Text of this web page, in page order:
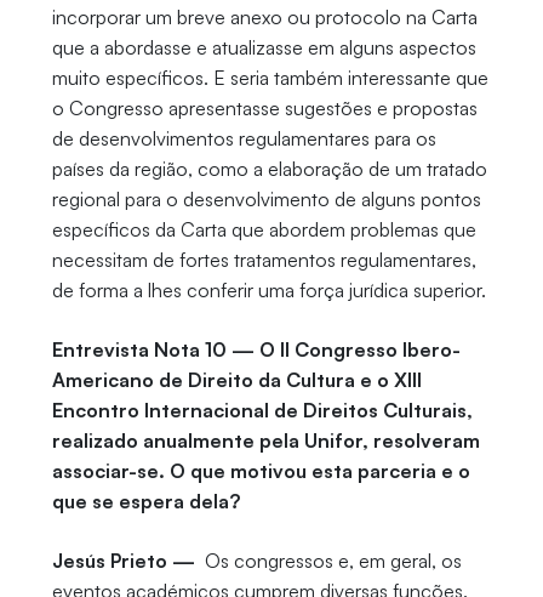
incorporar um breve anexo ou protocolo na Carta
que a abordasse e atualizasse em alguns aspectos
muito específicos. E seria também interessante que
o Congresso apresentasse sugestões e propostas
de desenvolvimentos regulamentares para os
países da região, como a elaboração de um tratado
regional para o desenvolvimento de alguns pontos
específicos da Carta que abordem problemas que
necessitam de fortes tratamentos regulamentares,
de forma a lhes conferir uma força jurídica superior.
Entrevista Nota 10 — O II Congresso Ibero-
Americano de Direito da Cultura e o XIII
Encontro Internacional de Direitos Culturais,
realizado anualmente pela Unifor, resolveram
associar-se. O que motivou esta parceria e o
que se espera dela?
Jesús Prieto — Os congressos e, em geral, os
eventos académicos cumprem diversas funções.